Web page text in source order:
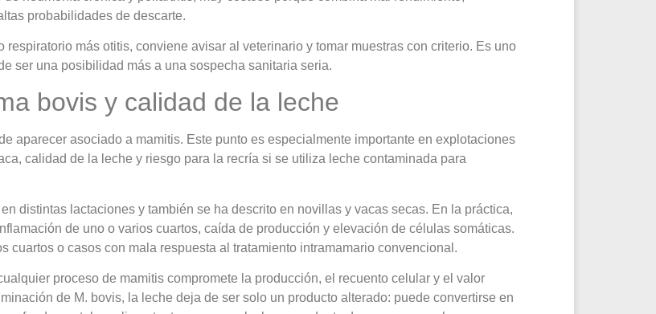
probabilidades de descarte.
más otitis, conviene avisar al veterinario y tomar muestras con criterio. Es uno
ser una posibilidad más a una sospecha sanitaria seria.
bovis y calidad de la leche
aparecer asociado a mamitis. Este punto es especialmente importante en explotaciones
calidad de la leche y riesgo para la recría si se utiliza leche contaminada para
distintas lactaciones y también se ha descrito en novillas y vacas secas. En la práctica,
de uno o varios cuartos, caída de producción y elevación de células somáticas.
cuartos o casos con mala respuesta al tratamiento intramamario convencional.
proceso de mamitis compromete la producción, el recuento celular y el valor
de M. bovis, la leche deja de ser solo un producto alterado: puede convertirse en